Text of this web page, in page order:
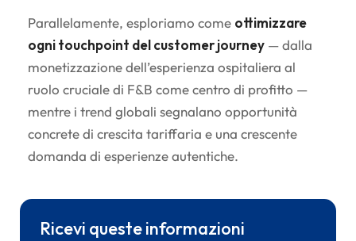
Parallelamente, esploriamo come ottimizzare
ogni touchpoint del customer journey — dalla
monetizzazione dell’esperienza ospitaliera al
ruolo cruciale di F&B come centro di profitto —
mentre i trend globali segnalano opportunità
concrete di crescita tariffaria e una crescente
domanda di esperienze autentiche.
Ricevi queste informazioni